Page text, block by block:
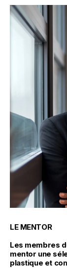
LE MENTOR
Les membres
mentor une
plastique et